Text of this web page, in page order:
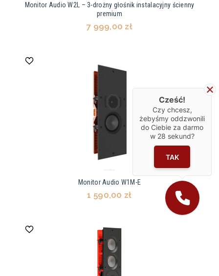
Monitor Audio W2L – 3-drożny głośnik instalacyjny ścienny
premium
7 999,00 zł
Monitor Audio W1M-E
1 590,00 zł
Cześć!
Czy chcesz,
żebyśmy oddzwonili
do Ciebie za darmo
w 28 sekund?
TAK